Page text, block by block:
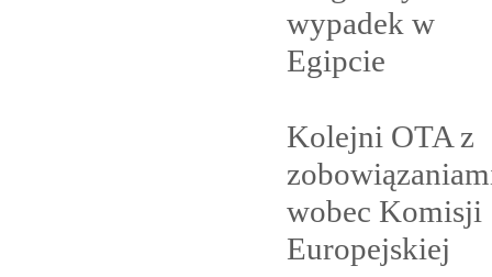
wypadek w
Egipcie
Kolejni OTA z
wobec Komisji
Europejskiej